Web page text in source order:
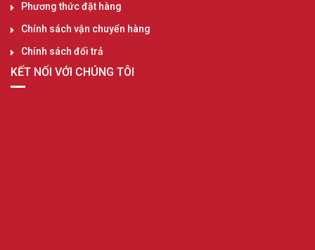
Phương thức đặt hàng
Chính sách vận chuyển hàng
Chính sách đổi trả
KẾT NỐI VỚI CHÚNG TÔI